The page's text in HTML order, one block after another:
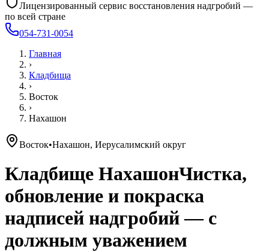
Лицензированный сервис восстановления надгробий —
по всей стране
054-731-0054
Главная
›
Кладбища
›
Восток
›
Нахашон
Восток•Нахашон, Иерусалимский округ
Кладбище НахашонЧистка,
обновление и покраска
надписей надгробий — с
должным уважением